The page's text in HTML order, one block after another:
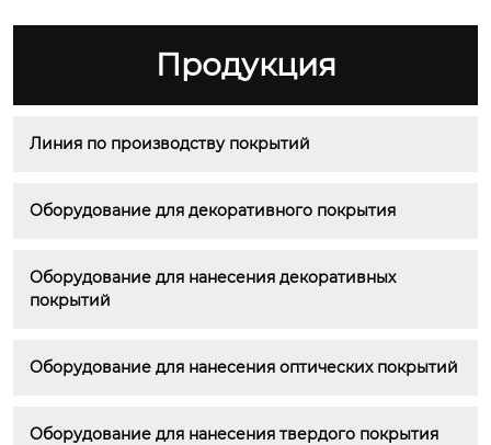
Продукция
Линия по производству покрытий
Оборудование для декоративного покрытия
Оборудование для нанесения декоративных
покрытий
Оборудование для нанесения оптических покрытий
Оборудование для нанесения твердого покрытия